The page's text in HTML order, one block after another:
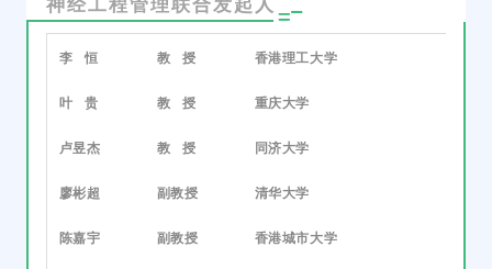
神经工程管理联合发起人
李 恒 教 授 香港理工大学
叶 贵 教 授 重庆大学
卢昱杰 教 授 同济大学
廖彬超 副教授 清华大学
陈嘉宇 副教授 香港城市大学